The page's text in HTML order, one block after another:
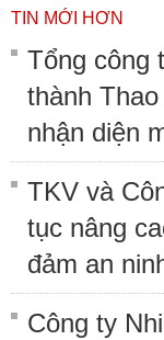
TIN MỚI HƠN
Tổng công
thành
nhận diện
TKV và
tục nâng
đảm an
Công ty